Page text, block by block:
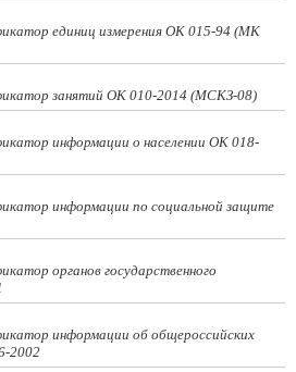
единиц измерения ОК 015-94 (МК
занятий ОК 010-2014 (МСКЗ-08)
информации о населении ОК 018-
информации по социальной защите
органов государственного
информации об общероссийских
2002